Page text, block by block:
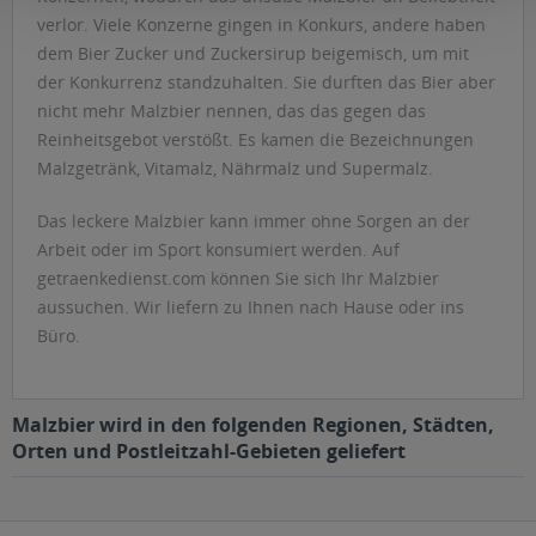
verlor. Viele Konzerne gingen in Konkurs, andere haben
dem Bier Zucker und Zuckersirup beigemisch, um mit
der Konkurrenz standzuhalten. Sie durften das Bier aber
nicht mehr Malzbier nennen, das das gegen das
Reinheitsgebot verstößt. Es kamen die Bezeichnungen
Malzgetränk, Vitamalz, Nährmalz und Supermalz.
Das leckere Malzbier kann immer ohne Sorgen an der
Arbeit oder im Sport konsumiert werden. Auf
getraenkedienst.com können Sie sich Ihr Malzbier
aussuchen. Wir liefern zu Ihnen nach Hause oder ins
Büro.
Malzbier wird in den folgenden Regionen, Städten,
Orten und Postleitzahl-Gebieten geliefert